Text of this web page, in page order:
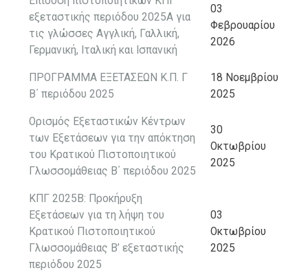
εξεταστικής περιόδου 2025Α για
τις γλώσσες Αγγλική, Γαλλική,
Γερμανική, Ιταλική και Ισπανική
03
Φεβρουαρίου
2026
ΠΡΟΓΡΑΜΜΑ ΕΞΕΤΑΣΕΩΝ Κ.Π. Γ
Β΄ περιόδου 2025
18 Νοεμβρίου
2025
Ορισμός Εξεταστικών Κέντρων
των Εξετάσεων για την απόκτηση
του Κρατικού Πιστοποιητικού
Γλωσσομάθειας Β΄ περιόδου 2025
30
Οκτωβρίου
2025
ΚΠΓ 2025Β: Προκήρυξη
Εξετάσεων για τη λήψη του
Κρατικού Πιστοποιητικού
Γλωσσομάθειας Β’ εξεταστικής
περιόδου 2025
03
Οκτωβρίου
2025